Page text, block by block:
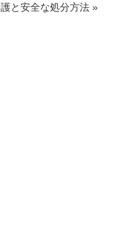
護と安全な処分方法 »